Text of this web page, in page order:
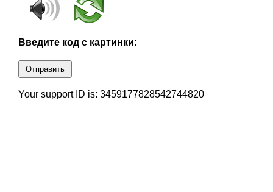
Введите код с картинки:
Отправить
Your support ID is: 3459177828542744820